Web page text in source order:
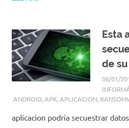
Esta
de
06/01/
ANDROID,APK,APLICACION,
aplicacion podria secuestrar